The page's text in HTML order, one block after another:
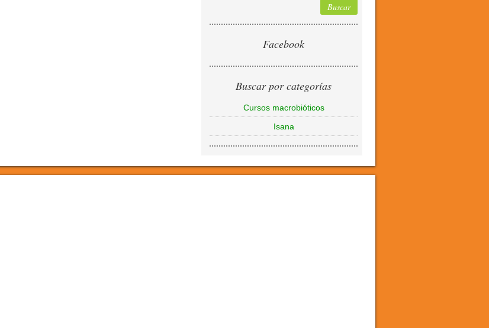
Facebook
Buscar por categorías
Cursos macrobióticos
Isana